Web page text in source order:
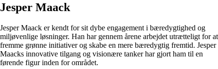
Jesper Maack
Jesper Maack er kendt for sit dybe engagement i bæredygtighed og
miljøvenlige løsninger. Han har gennem årene arbejdet utrætteligt for at
fremme grønne initiativer og skabe en mere bæredygtig fremtid. Jesper
Maacks innovative tilgang og visionære tanker har gjort ham til en
førende figur inden for området.